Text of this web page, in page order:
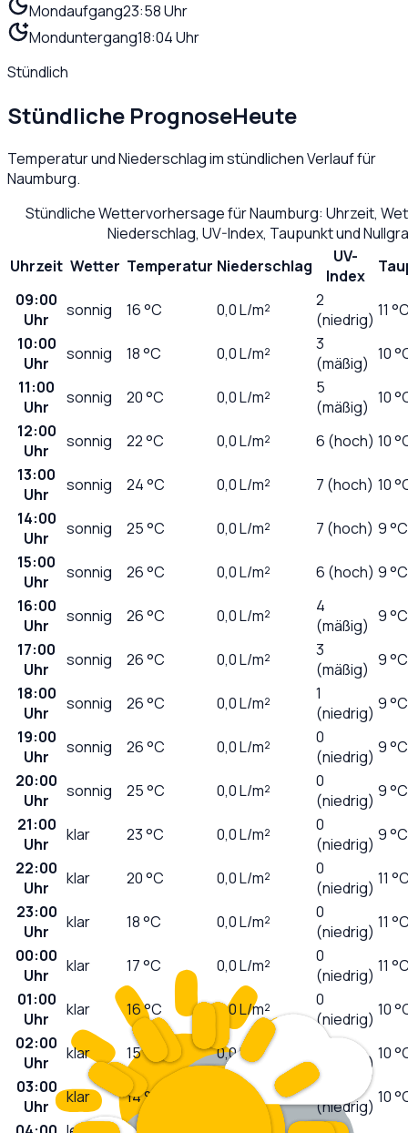
Mondaufgang23:58 Uhr
Monduntergang18:04 Uhr
Stündlich
Stündliche PrognoseHeute
Temperatur und Niederschlag im stündlichen Verlauf für
Naumburg.
Stündliche Wettervorhersage fürNaumburg: Uhrzeit,
Niederschlag, UV-Index, Taupunkt und
Uhrzeit Wetter Temperatur Niederschlag
UV-
Index
09:00
Uhr
sonnig 16°C 0,0L/m²
2
(niedrig) 11
10:00
Uhr
sonnig 18°C 0,0L/m²
3
(mäßig) 10
11:00
Uhr
sonnig 20°C 0,0L/m²
5
(mäßig) 10
12:00
Uhr
sonnig 22°C 0,0L/m² 6 (hoch) 10
13:00
Uhr
sonnig 24°C 0,0L/m² 7 (hoch) 10
14:00
Uhr
sonnig 25°C 0,0L/m² 7 (hoch) 9 °C
15:00
Uhr
sonnig 26°C 0,0L/m² 6 (hoch) 9 °C
16:00
Uhr
sonnig 26°C 0,0L/m²
4
(mäßig) 9 °C
17:00
Uhr
sonnig 26°C 0,0L/m²
3
(mäßig) 9 °C
18:00
Uhr
sonnig 26°C 0,0L/m²
1
(niedrig) 9 °C
19:00
Uhr
sonnig 26°C 0,0L/m²
0
(niedrig) 9 °C
20:00
Uhr
sonnig 25°C 0,0L/m²
0
(niedrig) 9 °C
21:00
Uhr
klar 23°C 0,0L/m²
0
(niedrig) 9 °C
22:00
Uhr
klar 20°C 0,0L/m²
0
(niedrig) 11
23:00
Uhr
klar 18°C 0,0L/m²
0
(niedrig) 11
00:00
Uhr
klar 17°C 0,0L/m²
0
(niedrig) 11
01:00
Uhr
klar 16°C 0,0L/m²
0
(niedrig) 10
02:00
Uhr
klar 15°C 0,0L/m²
(niedrig) 10
03:00
Uhr
klar 14°C L/m²
0
(niedrig) 10